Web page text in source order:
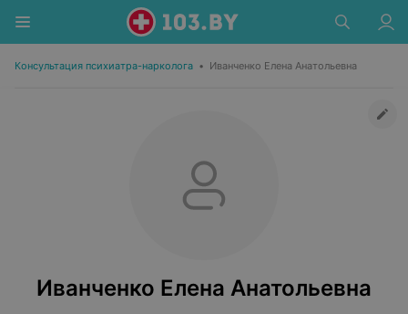
Консультация психиатра-нарколога • Иванченко Елена Анатольевна
Иванченко Елена Анатольевна